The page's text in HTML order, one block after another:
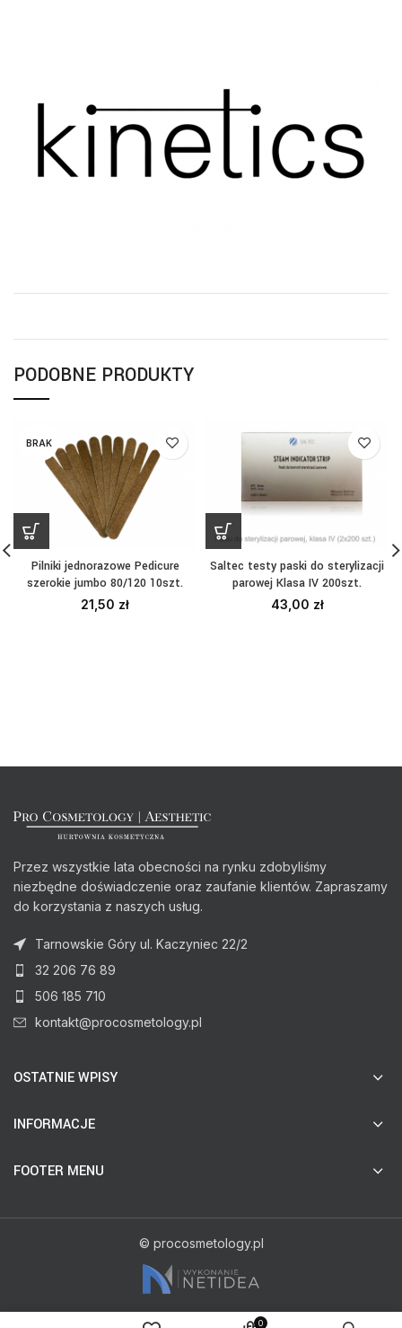
PODOBNE PRODUKTY
BRAK
Pilniki jednorazowe Pedicure
szerokie jumbo 80/120 10szt.
21,50 zł
Saltec testy paski do sterylizacji
parowej Klasa IV 200szt.
43,00 zł
Przez wszystkie lata obecności na rynku zdobyliśmy
niezbędne doświadczenie oraz zaufanie klientów. Zapraszamy
do korzystania z naszych usług.
Tarnowskie Góry ul. Kaczyniec 22/2
32 206 76 89
506 185 710
kontakt@procosmetology.pl
OSTATNIE WPISY
INFORMACJE
FOOTER MENU
© procosmetology.pl
0